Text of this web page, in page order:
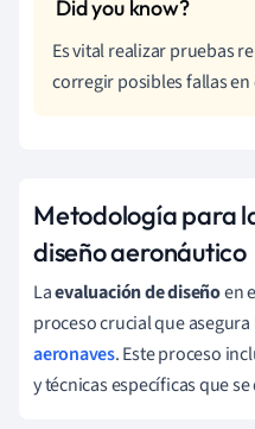
Es vital realizar pruebas
corregir posibles fallas en
Metodología para
diseño aeronáutico
Laevaluación de diseñoen
proceso crucial que
aeronaves. Este proceso
y técnicas específicas que